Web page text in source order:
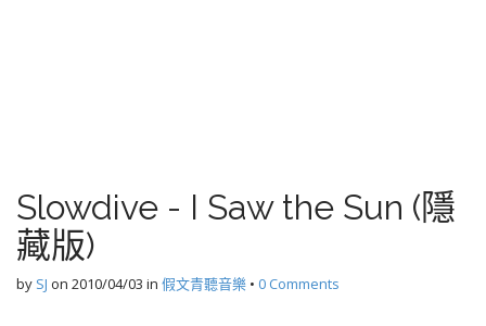
Slowdive - I Saw the Sun (隱
藏版)
by SJ on 2010/04/03 in 假文青聽音樂 • 0 Comments